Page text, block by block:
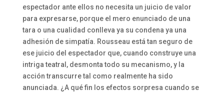
espectador ante ellos no necesita un juicio de valor
para expresarse, porque el mero enunciado de una
tara o una cualidad conlleva ya su condena ya una
adhesión de simpatía. Rousseau está tan seguro de
ese juicio del espectador que, cuando construye una
intriga teatral, desmonta todo su mecanismo, y la
acción transcurre tal como realmente ha sido
anunciada. ¿A qué fin los efectos sorpresa cuando se